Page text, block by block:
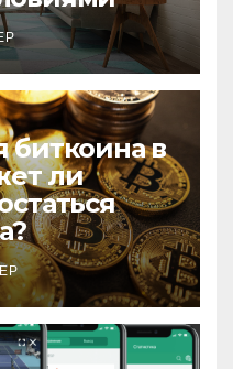
биткоина в
ли